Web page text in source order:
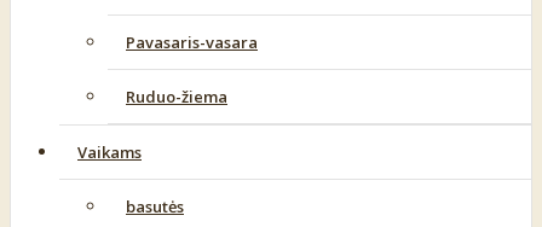
Pavasaris-vasara
Ruduo-žiema
Vaikams
basutės